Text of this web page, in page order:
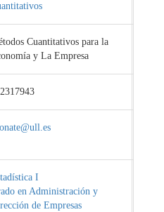
Cuantitativos para la
y La Empresa
I
en Administración y
de Empresas